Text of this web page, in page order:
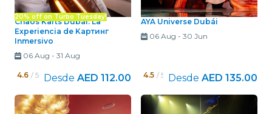
20% off on Turbo Tuesday!
Chaos Karts Dubái: La
Experiencia de Kартинг
Inmersivo
06 Aug - 31 Aug
4.6 / 5 Desde AED 112.00
AYA Universe Dubái
06 Aug - 30 Jun
4.5 / 5 Desde AED 135.00